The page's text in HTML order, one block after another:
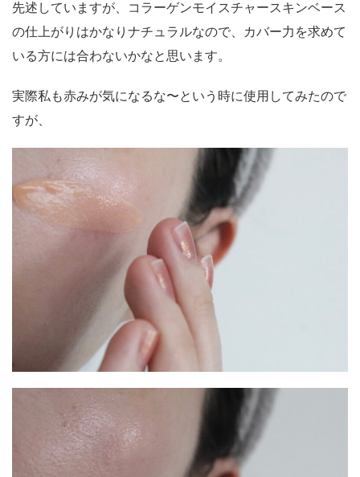
先述していますが、コラーゲンモイスチャースキンベース
の仕上がりはかなりナチュラルなので、カバー力を求めて
いる方には合わないかなと思います。
実際私も赤みが気になるな〜という時に使用してみたので
すが、